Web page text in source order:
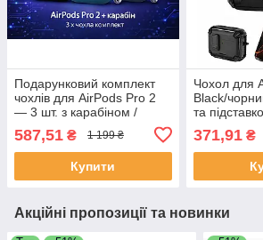
Подарунковий комплект
чохлів для AirPods Pro 2
— 3 шт. з карабіном /
587,51 ₴ 1 199 ₴
Купити
Чохол для
Black/
та
телефону
кейс
371,91₴
Акційні пропозиції та новинки